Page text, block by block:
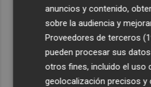
Recibe toda la
Plaza Podcast
Quiero
anuncios y contenido,
sobre la audiencia y
Proveedores de terceros
pueden procesar sus
otros fines, incluido el uso
geolocalización precisos y